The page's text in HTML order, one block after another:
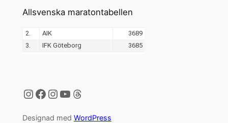
Allsvenska maratontabellen
Instagram
Facebook
Instagram
YouTube
Threads
Designad med WordPress